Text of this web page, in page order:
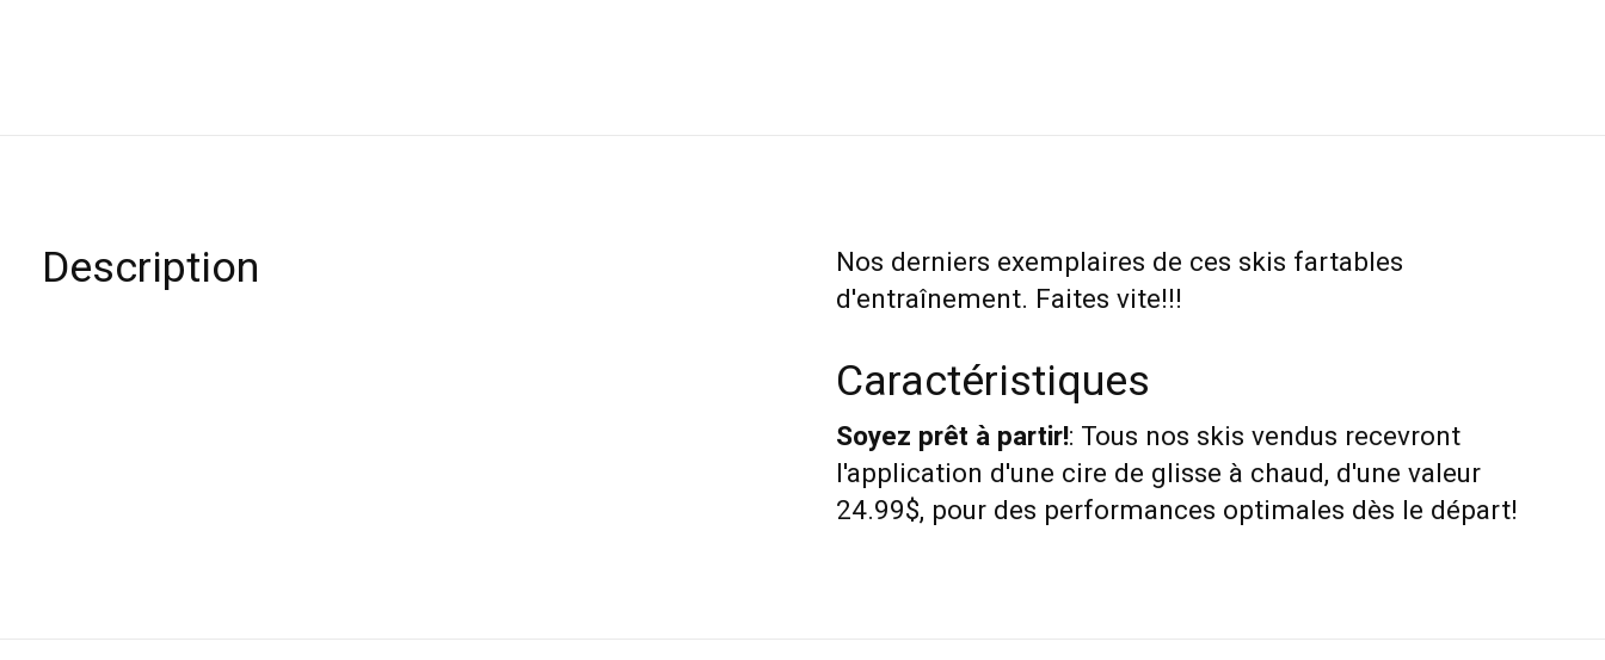
Description
Nos derniers exemplaires de ces skis fartables
d'entraînement. Faites vite!!!
Caractéristiques
Soyez prêt à partir!: Tous nos skis vendus recevront
l'application d'une cire de glisse à chaud, d'une valeur
24.99$, pour des performances optimales dès le départ!